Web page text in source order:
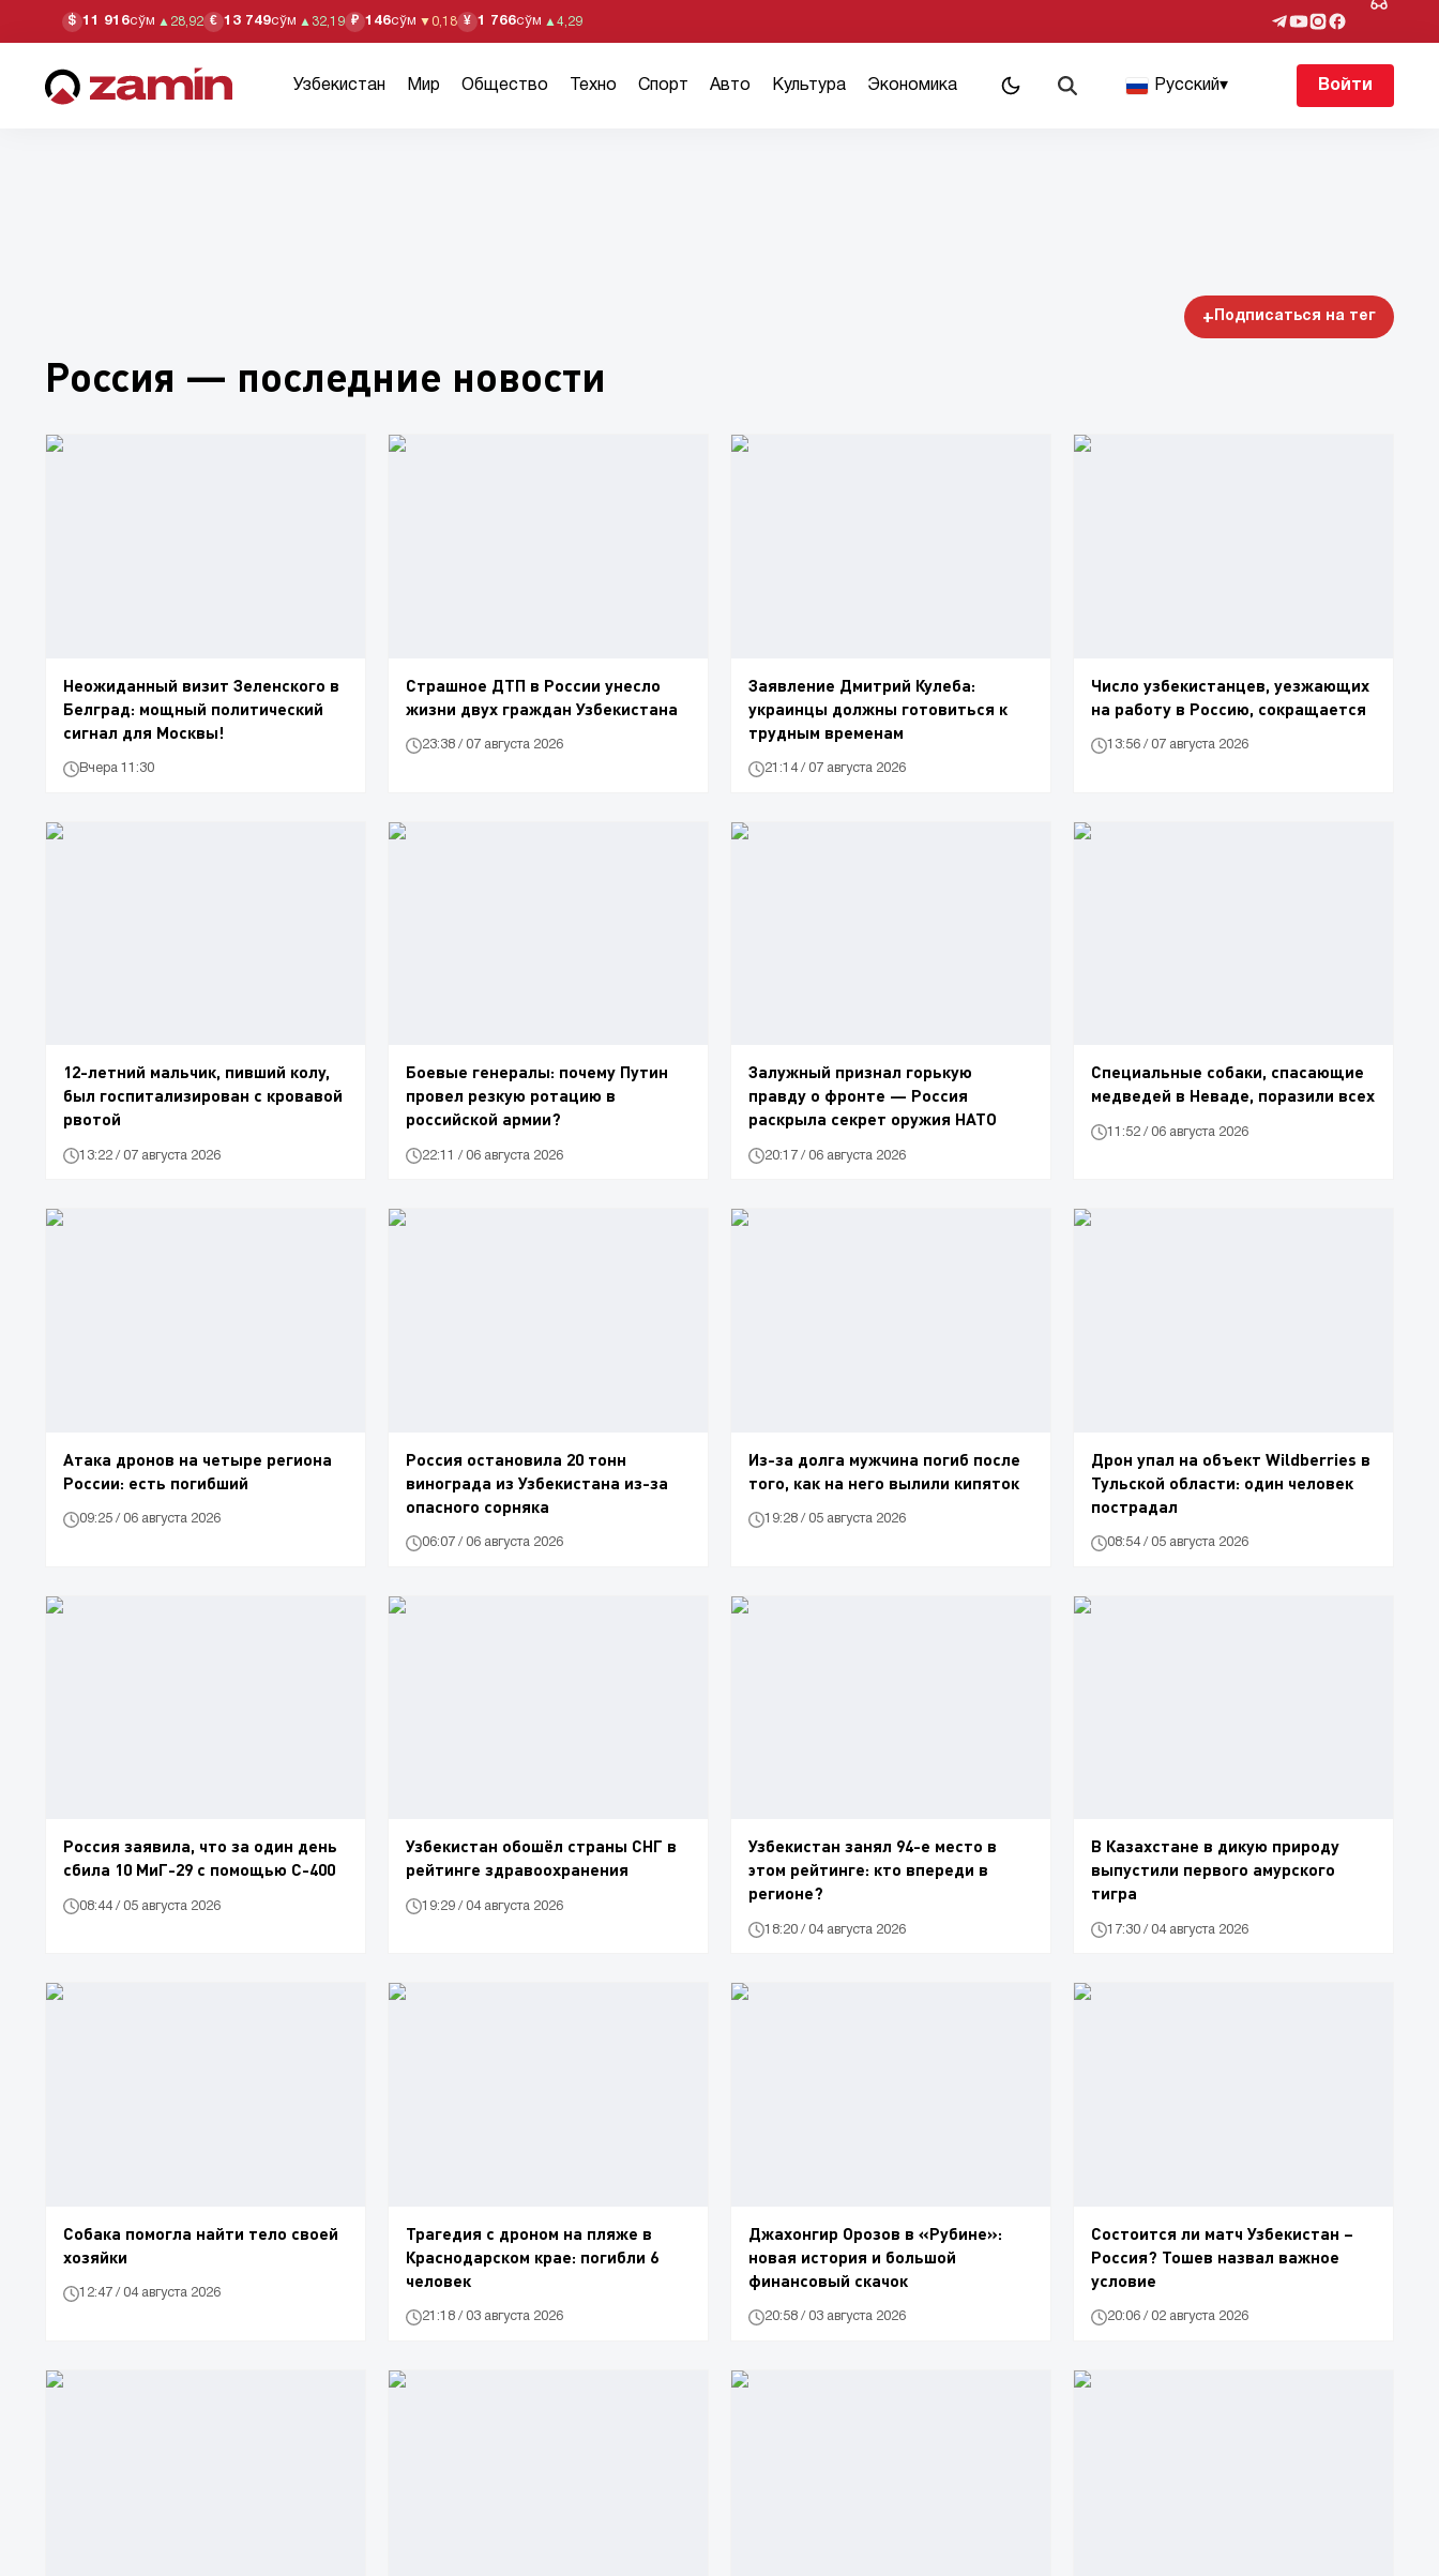
$ 11 916сўм ▲ 28,92 € 13 749сўм ▲ 32,19 ₽ 146сўм ▼ 0,18 ¥ 1 766сўм ▲ 4,29
Узбекистан Мир Общество Техно Спорт Авто Культура Экономика Русский▾ Войти
+ Подписаться на тег
Россия — последние новости
Неожиданный визит Зеленского в
Белград: мощный политический
сигнал для Москвы!
Вчера 11:30
Страшное ДТП в России унесло
жизни двух граждан Узбекистана
23:38 / 07 августа 2026
Заявление Дмитрий Кулеба:
украинцы должны готовиться к
трудным временам
21:14 / 07 августа 2026
Число узбекистанцев, уезжающих
на работу в Россию, сокращается
13:56 / 07 августа 2026
12-летний мальчик, пивший колу,
был госпитализирован с кровавой
рвотой
13:22 / 07 августа 2026
Боевые генералы: почему Путин
провел резкую ротацию в
российской армии?
22:11 / 06 августа 2026
Залужный признал горькую
правду о фронте — Россия
раскрыла секрет оружия НАТО
20:17 / 06 августа 2026
Специальные собаки, спасающие
медведей в Неваде, поразили всех
11:52 / 06 августа 2026
Атака дронов на четыре региона
России: есть погибший
09:25 / 06 августа 2026
Россия остановила 20 тонн
винограда из Узбекистана из-за
опасного сорняка
06:07 / 06 августа 2026
Из-за долга мужчина погиб после
того, как на него вылили кипяток
19:28 / 05 августа 2026
Дрон упал на объект Wildberries в
Тульской области: один человек
пострадал
08:54 / 05 августа 2026
Россия заявила, что за один день
сбила 10 МиГ-29 с помощью С-400
08:44 / 05 августа 2026
Узбекистан обошёл страны СНГ в
рейтинге здравоохранения
19:29 / 04 августа 2026
Узбекистан занял 94-е место в
этом рейтинге: кто впереди в
регионе?
18:20 / 04 августа 2026
В Казахстане в дикую природу
выпустили первого амурского
тигра
17:30 / 04 августа 2026
Собака помогла найти тело своей
хозяйки
12:47 / 04 августа 2026
Трагедия с дроном на пляже в
Краснодарском крае: погибли 6
человек
21:18 / 03 августа 2026
Джахонгир Орозов в «Рубине»:
новая история и большой
финансовый скачок
20:58 / 03 августа 2026
Состоится ли матч Узбекистан –
Россия? Тошев назвал важное
условие
20:06 / 02 августа 2026